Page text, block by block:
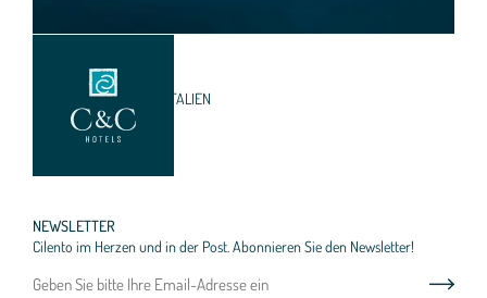
VIA SAN PAOLO 1
84051 PALINURO (SA) • ITALIEN
CECHOTELS.
NEWSLETTER
Cilento im Herzen und in der Post. Abonnieren Sie den Newsletter!